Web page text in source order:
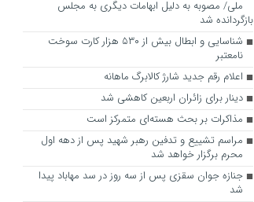
ملی/ مصوبه به دلیل ابهامات دیگری به مجلس
بازگردانده شد
شناسایی و ابطال بیش از ۵۳۰ هزار کارت سوخت
نامعتبر
اعلام رقم جدید شارژ کالابرگ ماهانه
دینار برای زائران اربعین کاهشی شد
مذاکرات بر بحث هسته‌ای متمرکز است
مراسم تشییع و تدفین رهبر شهید پس از دهه اول
محرم برگزار خواهد شد
جنازه جوان سقزی پس از سه روز در سد مهاباد پیدا
شد